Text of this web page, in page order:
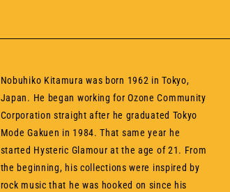
Nobuhiko Kitamura was born 1962 in Tokyo,
Japan. He began working for Ozone Community
Corporation straight after he graduated Tokyo
Mode Gakuen in 1984. That same year he
started Hysteric Glamour at the age of 21. From
the beginning, his collections were inspired by
rock music that he was hooked on since his